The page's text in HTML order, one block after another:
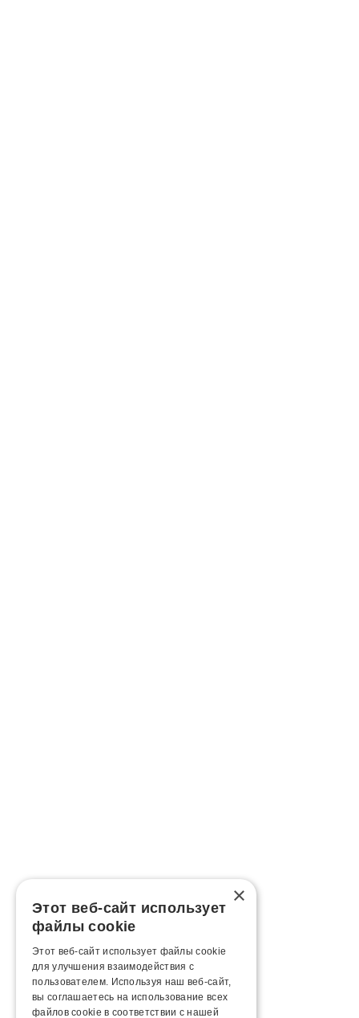
×
Этот веб-сайт использует
файлы cookie
Этот веб-сайт использует файлы cookie
для улучшения взаимодействия с
пользователем. Используя наш веб-сайт,
вы соглашаетесь на использование всех
файлов cookie в соответствии с нашей